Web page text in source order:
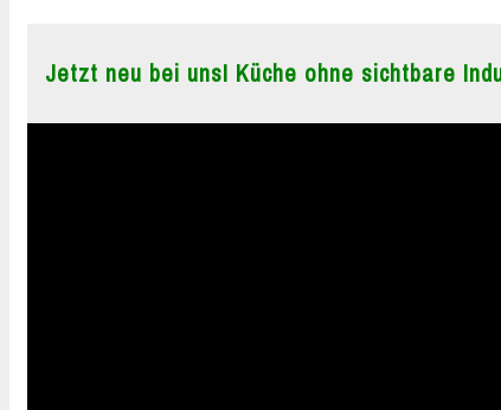
Jetzt neu bei uns! Küche ohne sichtbare